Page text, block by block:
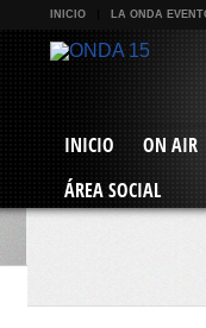
INICIO LA ONDA
INICIO ON AIR
ÁREA SOCIAL